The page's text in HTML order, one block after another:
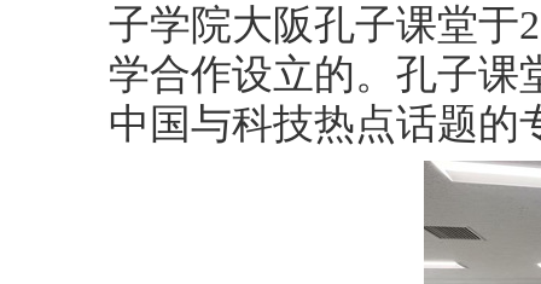
子学院大阪孔子课堂于
学合作设立的。孔子课
中国与科技热点话题的